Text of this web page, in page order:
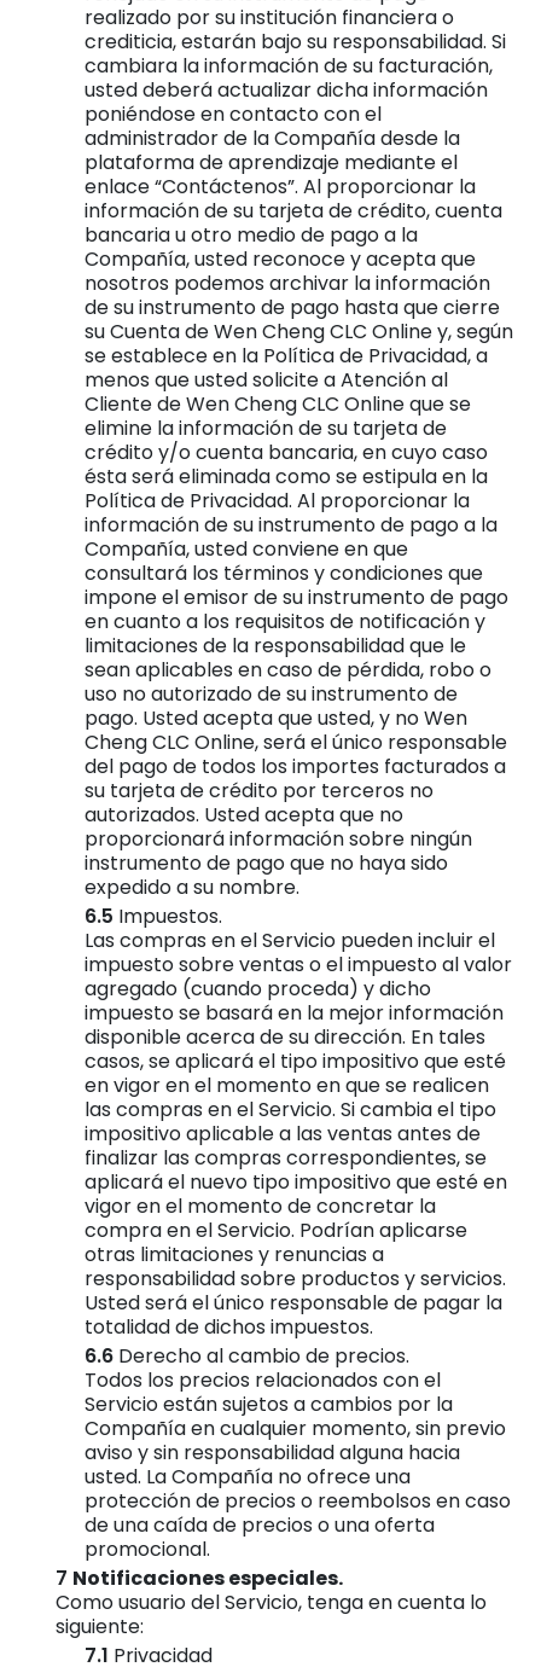
realizado por su institución financiera o
crediticia, estarán bajo su responsabilidad. Si
cambiara la información de su facturación,
usted deberá actualizar dicha información
poniéndose en contacto con el
administrador de la Compañía desde la
plataforma de aprendizaje mediante el
enlace “Contáctenos”. Al proporcionar la
información de su tarjeta de crédito, cuenta
bancaria u otro medio de pago a la
Compañía, usted reconoce y acepta que
nosotros podemos archivar la información
de su instrumento de pago hasta que cierre
su Cuenta de Wen Cheng CLC Online y, según
se establece en la Política de Privacidad, a
menos que usted solicite a Atención al
Cliente de Wen Cheng CLC Online que se
elimine la información de su tarjeta de
crédito y/o cuenta bancaria, en cuyo caso
ésta será eliminada como se estipula en la
Política de Privacidad. Al proporcionar la
información de su instrumento de pago a la
Compañía, usted conviene en que
consultará los términos y condiciones que
impone el emisor de su instrumento de pago
en cuanto a los requisitos de notificación y
limitaciones de la responsabilidad que le
sean aplicables en caso de pérdida, robo o
uso no autorizado de su instrumento de
pago. Usted acepta que usted, y no Wen
Cheng CLC Online, será el único responsable
del pago de todos los importes facturados a
su tarjeta de crédito por terceros no
autorizados. Usted acepta que no
proporcionará información sobre ningún
instrumento de pago que no haya sido
expedido a su nombre.
Impuestos.
Las compras en el Servicio pueden incluir el
impuesto sobre ventas o el impuesto al valor
agregado (cuando proceda) y dicho
impuesto se basará en la mejor información
disponible acerca de su dirección. En tales
casos, se aplicará el tipo impositivo que esté
en vigor en el momento en que se realicen
las compras en el Servicio. Si cambia el tipo
impositivo aplicable a las ventas antes de
finalizar las compras correspondientes, se
aplicará el nuevo tipo impositivo que esté en
vigor en el momento de concretar la
compra en el Servicio. Podrían aplicarse
otras limitaciones y renuncias a
responsabilidad sobre productos y servicios.
Usted será el único responsable de pagar la
totalidad de dichos impuestos.
Derecho al cambio de precios.
Todos los precios relacionados con el
Servicio están sujetos a cambios por la
Compañía en cualquier momento, sin previo
aviso y sin responsabilidad alguna hacia
usted. La Compañía no ofrece una
protección de precios o reembolsos en caso
de una caída de precios o una oferta
promocional.
Notificaciones especiales.
Como usuario del Servicio, tenga en cuenta lo
siguiente:
Privacidad